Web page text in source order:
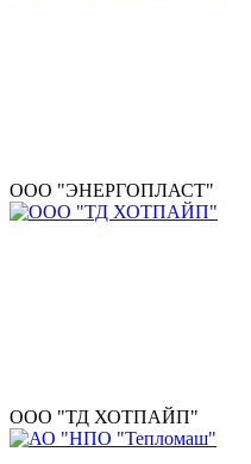
ООО "ЭНЕРГОПЛАСТ"
ООО "ТД ХОТПАЙП"